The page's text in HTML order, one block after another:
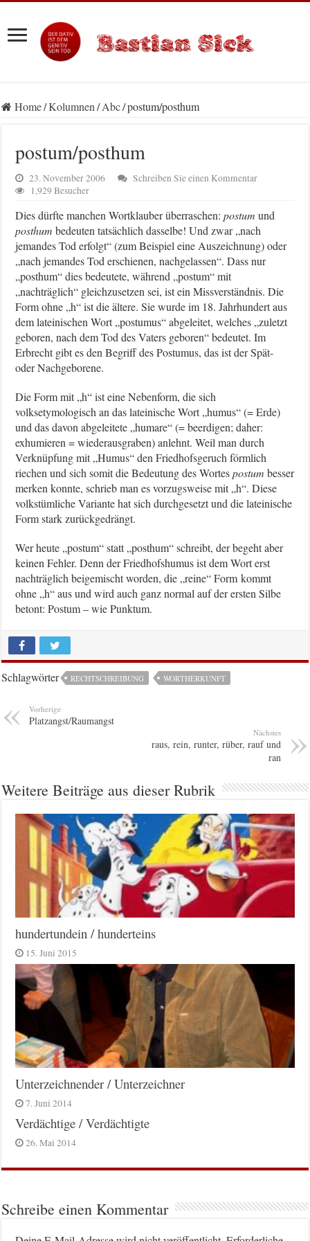
Home/Kolumnen/Abc/postum/posthum
postum/posthum
23. November 2006
Schreiben Sie einen Kommentar
1,929 Besucher
Dies dürfte manchen Wortklauber überraschen:postumund
posthumbedeuten tatsächlich dasselbe! Und zwar „nach
jemandes Tod erfolgt“ (zum Beispiel eine Auszeichnung) oder
„nach jemandes Tod erschienen, nachgelassen“. Dass nur
„posthum“ dies bedeutete, während „postum“ mit
„nachträglich“ gleichzusetzen sei, ist ein Missverständnis. Die
Form ohne „h“ ist die ältere. Sie wurde im 18.Jahrhundert aus
dem lateinischen Wort „postumus“ abgeleitet, welches „zuletzt
geboren, nach dem Tod des Vaters geboren“ bedeutet. Im
Erbrecht gibt es den Begriff des Postumus, das ist der Spät-
oder Nachgeborene.
Die Form mit „h“ ist eine Nebenform, die sich
volksetymologisch an das lateinische Wort „humus“ (= Erde)
und das davon abgeleitete „humare“ (= beerdigen; daher:
exhumieren = wiederausgraben) anlehnt. Weil man durch
Verknüpfung mit „Humus“ den Friedhofsgeruch förmlich
riechen und sich somit die Bedeutung des Wortespostumbesser
merken konnte, schrieb man es vorzugsweise mit „h“. Diese
volkstümliche Variante hat sich durchgesetzt und die lateinische
Form stark zurückgedrängt.
Wer heute „postum“ statt „posthum“ schreibt, der begeht aber
keinen Fehler. Denn der Friedhofshumus ist dem Wort erst
nachträglich beigemischt worden, die „reine“ Formkommt
ohne „h“ aus und wird auch ganz normal auf der ersten Silbe
betont: Postum – wie Punktum.
Schlagwörter RECHTSCHREIBUNG WORTHERKUNFT
Vorherige
Platzangst/Raumangst
Nächstes
raus, rein, runter, rüber, rauf und
ran
Weitere Beiträge aus dieser Rubrik
hundertundein / hunderteins
15. Juni 2015
Unterzeichnender / Unterzeichner
7. Juni 2014
Verdächtige / Verdächtigte
26. Mai 2014
Schreibe einen Kommentar